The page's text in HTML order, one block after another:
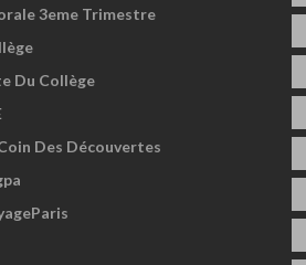
3eme Trimestre
Du Collège
Des Découvertes